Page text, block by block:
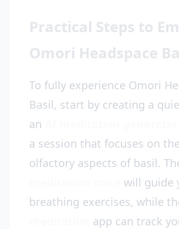
Practical Steps to
Omori Headspace
To fully experience Omori
Basil, start by creating a
an
a session that focuses on
olfactory aspects of basil.
will guide
breathing exercises, while
app can track